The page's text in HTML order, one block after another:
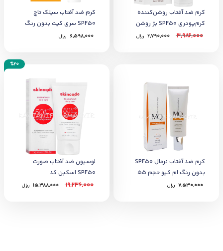
کرم ضد آفتاب روشن‌کننده
کرم‌پودری SPF50 بژ روشن
3,986,000
2,790,000 ﷼
کرم ضد آفتاب سیلک تاچ
SPF50 سری کیت بدون رنگ
6,598,000 ﷼
کرم ضد آفتاب نرمال SPF50
بدون رنگ ام کیو حجم 55
میلی
7,530,000 ﷼
%20
لوسیون ضد آفتاب صورت
SPF50 اسکین کد
19,236,000
15,388,000 ﷼